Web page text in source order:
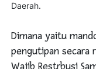
Daerah.
Dimana yaitu
pengutipan secara
Wajib Restrbusi